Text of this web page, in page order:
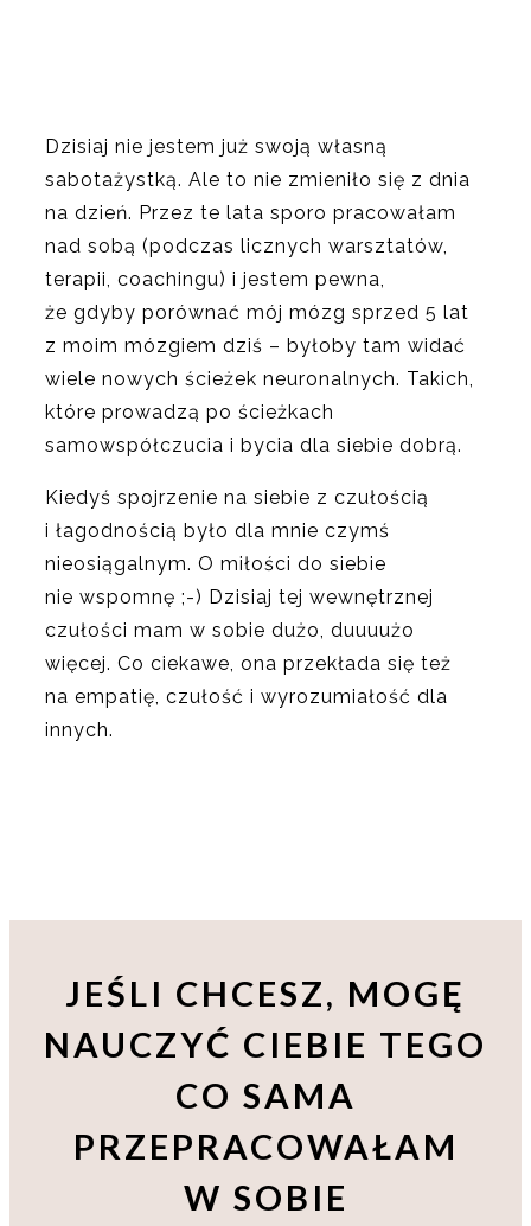
Dzisiaj nie jestem już swoją własną
sabotażystką. Ale to nie zmieniło się z dnia
na dzień. Przez te lata sporo pracowałam
nad sobą (podczas licznych warsztatów,
terapii, coachingu) i jestem pewna,
że gdyby porównać mój mózg sprzed 5 lat
z moim mózgiem dziś – byłoby tam widać
wiele nowych ścieżek neuronalnych. Takich,
które prowadzą po ścieżkach
samowspółczucia i bycia dla siebie dobrą.
Kiedyś spojrzenie na siebie z czułością
i łagodnością było dla mnie czymś
nieosiągalnym. O miłości do siebie
nie wspomnę ;-) Dzisiaj tej wewnętrznej
czułości mam w sobie dużo, duuuużo
więcej. Co ciekawe, ona przekłada się też
na empatię, czułość i wyrozumiałość dla
innych.
JEŚLI CHCESZ, MOGĘ
NAUCZYĆ CIEBIE TEGO
CO SAMA
PRZEPRACOWAŁAM
W SOBIE